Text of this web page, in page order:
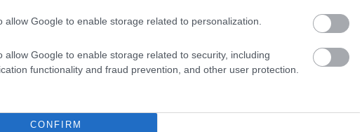
allow Google to enable storage related to personalization.
allow Google to enable storage related to security, including
functionality and fraud prevention, and other user protection.
CONFIRM